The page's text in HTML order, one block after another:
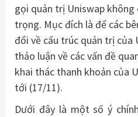
gọi quản trị Uniswap không
trọng. Mục đích là để các
đổi về cấu trúc quản trị của
thảo luận về các vấn đề
khai thác thanh khoản của
tới (17/11).
Dưới đây là một số ý